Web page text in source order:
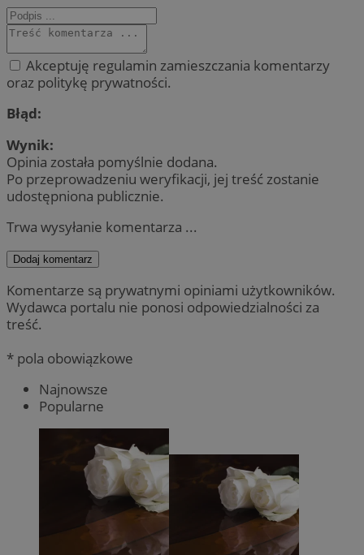
Akceptuję regulamin zamieszczania komentarzy
oraz politykę prywatności.
Błąd:
Wynik:
Opinia została pomyślnie dodana.
Po przeprowadzeniu weryfikacji, jej treść zostanie
udostępniona publicznie.
Trwa wysyłanie komentarza ...
Dodaj komentarz
Komentarze są prywatnymi opiniami użytkowników.
Wydawca portalu nie ponosi odpowiedzialności za
treść.
* pola obowiązkowe
Najnowsze
Popularne